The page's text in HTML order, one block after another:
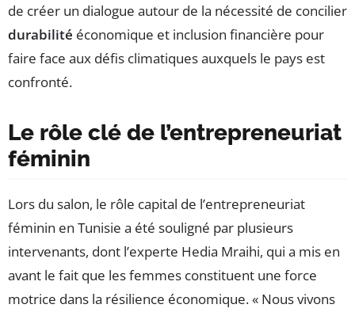
de créer un dialogue autour de la nécessité de concilier
durabilité économique et inclusion financière pour
faire face aux défis climatiques auxquels le pays est
confronté.
Le rôle clé de l’entrepreneuriat
féminin
Lors du salon, le rôle capital de l’entrepreneuriat
féminin en Tunisie a été souligné par plusieurs
intervenants, dont l’experte Hedia Mraihi, qui a mis en
avant le fait que les femmes constituent une force
motrice dans la résilience économique. « Nous vivons